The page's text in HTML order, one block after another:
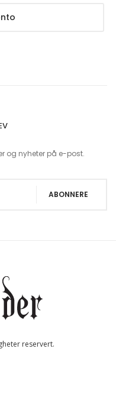
og nyheter på e-post.
ABONNERE
reservert.